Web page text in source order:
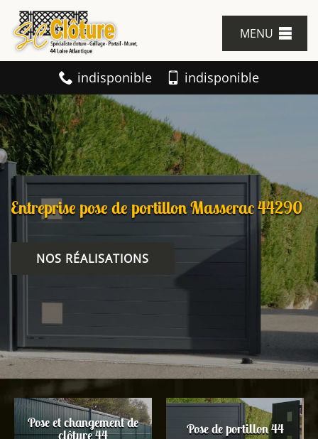
MENU
indisponible indisponible
Entreprise pose de portillon Masserac 44290
NOS RÉALISATIONS
Pose et changement de
clôture 44 Pose de portillon 44